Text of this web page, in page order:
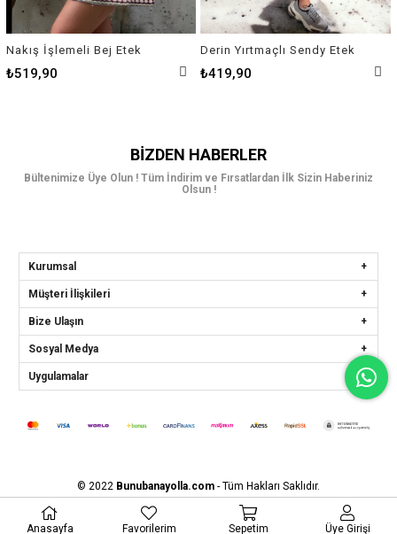
Nakış İşlemeli Bej Etek
₺519,90
Derin Yırtmaçlı Sendy Etek
₺419,90
BIZDEN HABERLER
Bültenimize Üye Olun ! Tüm İndirim ve Fırsatlardan İlk Sizin Haberiniz
Olsun !
Kurumsal
Müşteri İlişkileri
Bize Ulaşın
Sosyal Medya
Uygulamalar
© 2022 Bunubanayolla.com- Tüm Hakları Saklıdır.
Anasayfa Favorilerim Sepetim Üye Girişi